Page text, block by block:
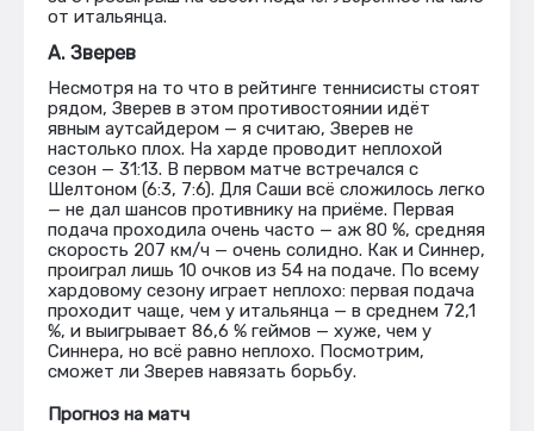
от итальянца.
А. Зверев
Несмотря на то что в рейтинге теннисисты стоят
рядом, Зверев в этом противостоянии идёт
явным аутсайдером — я считаю, Зверев не
настолько плох. На харде проводит неплохой
сезон — 31:13. В первом матче встречался с
Шелтоном (6:3, 7:6). Для Саши всё сложилось легко
— не дал шансов противнику на приёме. Первая
подача проходила очень часто — аж 80 %, средняя
скорость 207 км/ч — очень солидно. Как и Синнер,
проиграл лишь 10 очков из 54 на подаче. По всему
хардовому сезону играет неплохо: первая подача
проходит чаще, чем у итальянца — в среднем 72,1
%, и выигрывает 86,6 % геймов — хуже, чем у
Синнера, но всё равно неплохо. Посмотрим,
сможет ли Зверев навязать борьбу.
Прогноз на матч